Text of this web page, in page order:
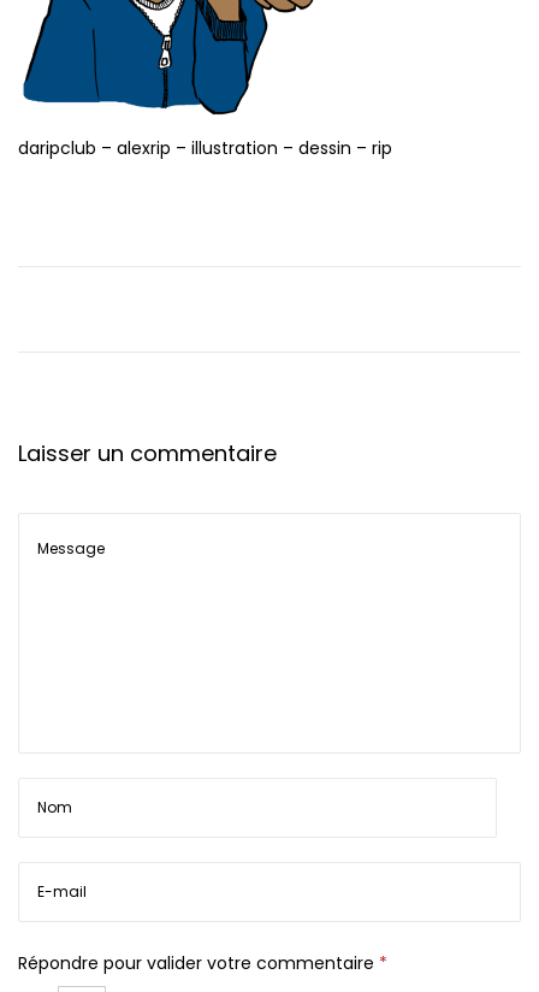
t
daripclub – alexrip – illustration – dessin – rip
Laisser un commentaire
Répondre pour valider votre commentaire *